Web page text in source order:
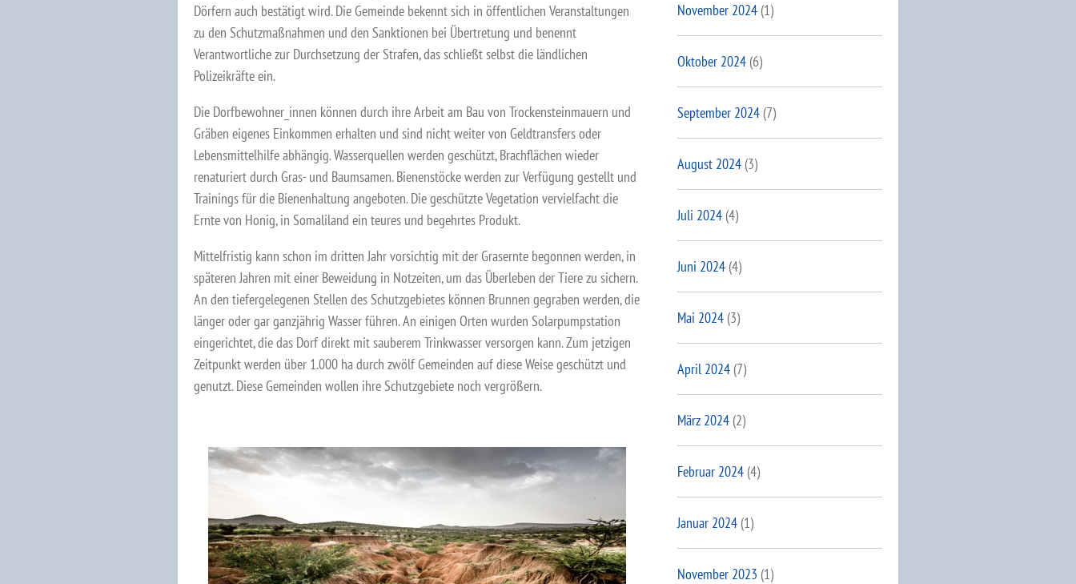
Dörfern auch bestätigt wird. Die Gemeinde bekennt sich in öffentlichen Veranstaltungen
zu den Schutzmaßnahmen und den Sanktionen bei Übertretung und benennt
Verantwortliche zur Durchsetzung der Strafen, das schließt selbst die ländlichen
Polizeikräfte ein.
Die Dorfbewohner_innen können durch ihre Arbeit am Bau von Trockensteinmauern und
Gräben eigenes Einkommen erhalten und sind nicht weiter von Geldtransfers oder
Lebensmittelhilfe abhängig. Wasserquellen werden geschützt, Brachflächen wieder
renaturiert durch Gras- und Baumsamen. Bienenstöcke werden zur Verfügung gestellt und
Trainings für die Bienenhaltung angeboten. Die geschützte Vegetation vervielfacht die
Ernte von Honig, in Somaliland ein teures und begehrtes Produkt.
Mittelfristig kann schon im dritten Jahr vorsichtig mit der Grasernte begonnen werden, in
späteren Jahren mit einer Beweidung in Notzeiten, um das Überleben der Tiere zu sichern.
An den tiefergelegenen Stellen des Schutzgebietes können Brunnen gegraben werden, die
länger oder gar ganzjährig Wasser führen. An einigen Orten wurden Solarpumpstation
eingerichtet, die das Dorf direkt mit sauberem Trinkwasser versorgen kann. Zum jetzigen
Zeitpunkt werden über 1.000 ha durch zwölf Gemeinden auf diese Weise geschützt und
genutzt. Diese Gemeinden wollen ihre Schutzgebiete noch vergrößern.
November 2024(1)
Oktober 2024(6)
September 2024(7)
August 2024(3)
Juli 2024(4)
Juni 2024(4)
Mai 2024(3)
April 2024(7)
März 2024(2)
Februar 2024(4)
Januar 2024(1)
November 2023 (1)